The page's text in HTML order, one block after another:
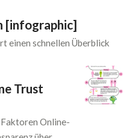
[infographic]
einen schnellen Überblick
Trust
Online-